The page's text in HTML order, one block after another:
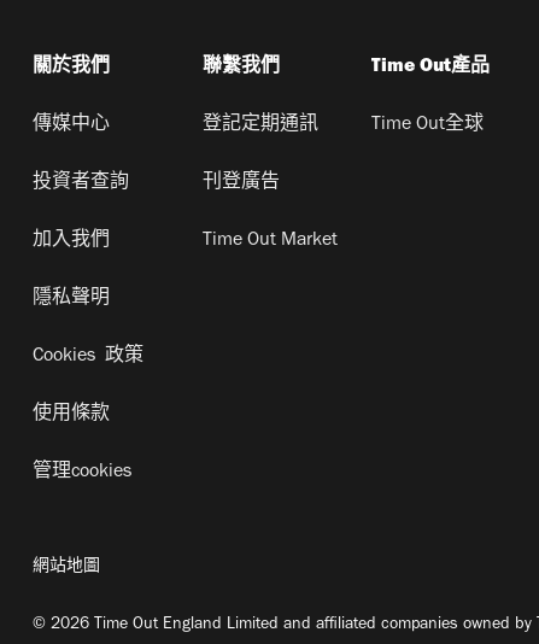
關於我們
傳媒中心
投資者查詢
加入我們
隱私聲明
Cookies 政策
使用條款
管理cookies
聯繫我們
登記定期通訊
刊登廣告
Time Out Market
Time Out產品
Time Out全球
網站地圖
© 2026 Time Out England Limited and affiliated companies owned by